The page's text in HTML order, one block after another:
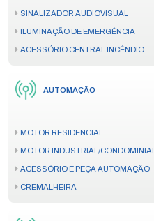
SINALIZADOR AUDIOVISUAL
ILUMINAÇÃO DE EMERGÊNCIA
ACESSÓRIO CENTRAL INCÊNDIO
AUTOMAÇÃO
MOTOR RESIDENCIAL
MOTOR INDUSTRIAL/CONDOMINIAL
ACESSÓRIO E PEÇA AUTOMAÇÃO
CREMALHEIRA